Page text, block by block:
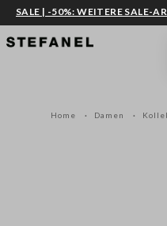
ZUM HAUPTINHALT SPRINGEN
SALE | -50%: WEITERE SALE-
Home Damen